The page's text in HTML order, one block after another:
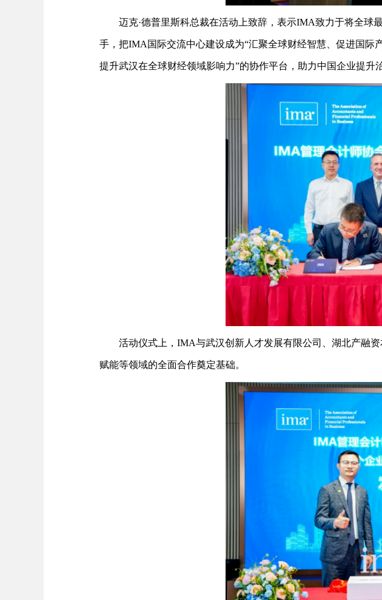
迈克·德普里斯科总裁在活动上致辞，表示IMA致力于将全球
手，把IMA国际交流中心建设成为“汇聚全球财经智慧、促进国际
提升武汉在全球财经领域影响力”的协作平台，助力中国企业提升
活动仪式上，IMA与武汉创新人才发展有限公司、湖北产融
赋能等领域的全面合作奠定基础。